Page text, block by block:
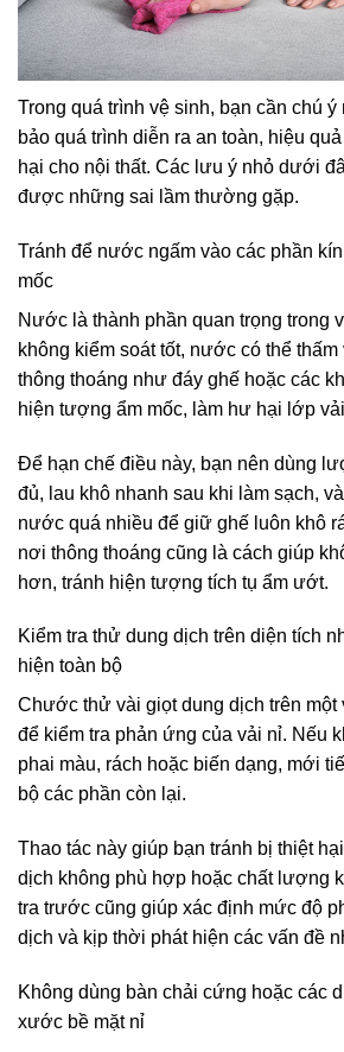
Trong quá trình vệ sinh, bạn cần chú
bảo quá trình diễn ra an toàn, hiệu
hại cho nội thất. Các lưu ý nhỏ dưới
được những sai lầm thường gặp.
Tránh để nước ngấm vào các phần
mốc
Nước là thành phần quan trọng trong
không kiểm soát tốt, nước có thể
thông thoáng như đáy ghế hoặc các
hiện tượng ẩm mốc, làm hư hại lớp
Để hạn chế điều này, bạn nên dùng
đủ, lau khô nhanh sau khi làm sạch,
nước quá nhiều để giữ ghế luôn khô
nơi thông thoáng cũng là cách giúp
hơn, tránh hiện tượng tích tụ ẩm ướt.
Kiểm tra thử dung dịch trên diện tích
hiện toàn bộ
Chước thử vài giọt dung dịch trên một
để kiểm tra phản ứng của vải nỉ. Nếu
phai màu, rách hoặc biến dạng, mới
bộ các phần còn lại.
Thao tác này giúp bạn tránh bị thiệt
dịch không phù hợp hoặc chất lượng
tra trước cũng giúp xác định mức độ
dịch và kịp thời phát hiện các vấn đề
Không dùng bàn chải cứng hoặc các
xước bề mặt nỉ